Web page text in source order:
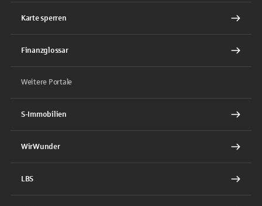
Karte sperren
Finanzglossar
Weitere Portale
S-Immobilien
WirWunder
LBS